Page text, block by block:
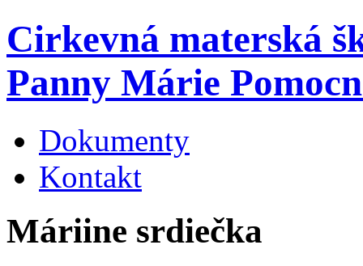
Cirkevná materská
Panny Márie
Dokumenty
Kontakt
Máriine srdiečka